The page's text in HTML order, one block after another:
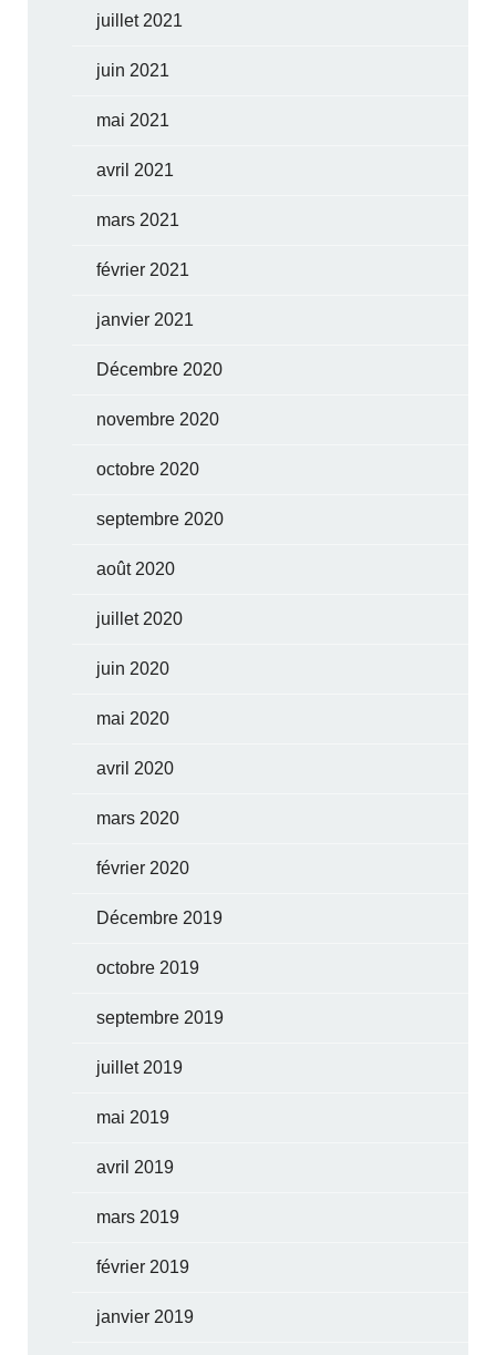
juillet 2021
juin 2021
mai 2021
avril 2021
mars 2021
février 2021
janvier 2021
Décembre 2020
novembre 2020
octobre 2020
septembre 2020
août 2020
juillet 2020
juin 2020
mai 2020
avril 2020
mars 2020
février 2020
Décembre 2019
octobre 2019
septembre 2019
juillet 2019
mai 2019
avril 2019
mars 2019
février 2019
janvier 2019